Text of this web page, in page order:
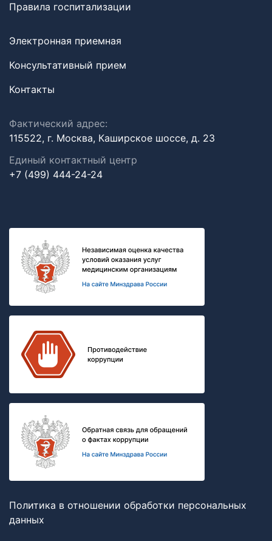
Правила госпитализации
Электронная приемная
Консультативный прием
Контакты
Фактический адрес:
115522, г. Москва, Каширское шоссе, д. 23
Единый контактный центр
+7 (499) 444-24-24
Политика в отношении обработки персональных
данных